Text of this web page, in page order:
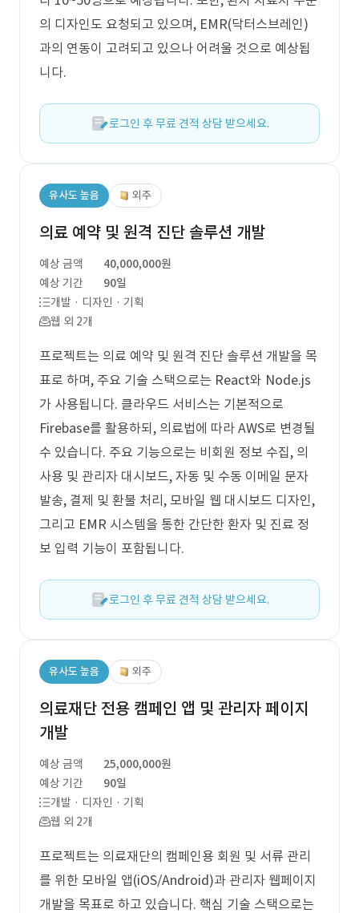
의 디자인도 요청되고 있으며, EMR(닥터스브레인)
과의 연동이 고려되고 있으나 어려울 것으로 예상됩
니다.
로그인 후 무료 견적 상담 받으세요.
유사도 높음 외주
의료 예약 및 원격 진단 솔루션 개발
예상 금액
40,000,000원
예상 기간
90일
개발 · 디자인 · 기획
웹 외 2개
프로젝트는 의료 예약 및 원격 진단 솔루션 개발을 목
표로 하며, 주요 기술 스택으로는 React와 Node.js
가 사용됩니다. 클라우드 서비스는 기본적으로
Firebase를 활용하되, 의료법에 따라 AWS로 변경될
수 있습니다. 주요 기능으로는 비회원 정보 수집, 의
사용 및 관리자 대시보드, 자동 및 수동 이메일 문자
발송, 결제 및 환불 처리, 모바일 웹 대시보드 디자인,
그리고 EMR 시스템을 통한 간단한 환자 및 진료 정
보 입력 기능이 포함됩니다.
로그인 후 무료 견적 상담 받으세요.
유사도 높음 외주
의료재단 전용 캠페인 앱 및 관리자 페이지
개발
예상 금액
25,000,000원
예상 기간
90일
개발 · 디자인 · 기획
웹 외 2개
프로젝트는 의료재단의 캠페인용 회원 및 서류 관리
를 위한 모바일 앱(iOS/Android)과 관리자 웹페이지
개발을 목표로 하고 있습니다. 핵심 기술 스택으로는